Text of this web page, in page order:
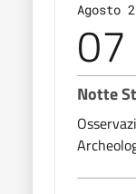
Agosto
07
Notte